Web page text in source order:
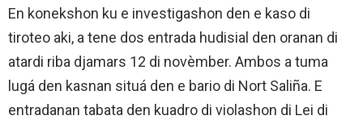
En konekshon ku e investigashon den e kaso di
tiroteo aki, a tene dos entrada hudisial den oranan di
atardi riba djamars 12 di novèmber. Ambos a tuma
lugá den kasnan situá den e bario di Nort Saliña. E
entradanan tabata den kuadro di violashon di Lei di